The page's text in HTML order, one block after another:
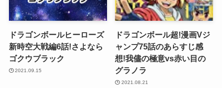
ドラゴンボールヒーローズ
新時空大戦編6話!さよなら
ゴクウブラック
2021.09.15
ドラゴンボール超!漫画Vジ
ャンプ75話のあらすじ感
想!我儘の極意vs赤い目の
グラノラ
2021.08.21